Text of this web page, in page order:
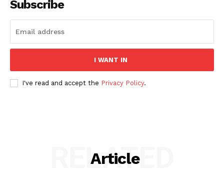
Subscribe
I WANT IN
I've read and accept the Privacy Policy.
Article
RELATED